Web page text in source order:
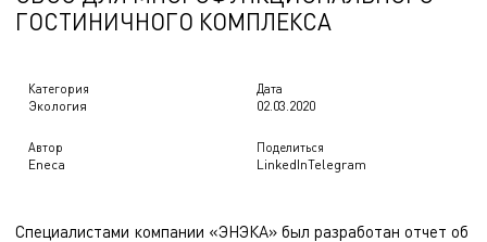
ГОСТИНИЧНОГО КОМПЛЕКСА
Категория
Экология
Дата
02.03.2020
Автор
Eneca
Поделиться
LinkedInTelegram
Специалистами компании «ЭНЭКА» был разработан отчет об